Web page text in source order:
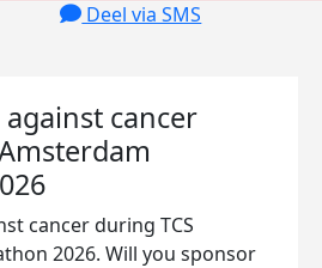
Deel via SMS
cancer
cancer during TCS
2026. Will you sponsor